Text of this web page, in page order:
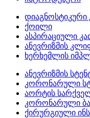
დიაგნოსტიკური
ქოილი
ასპირაციული
ანევრიზმის
ხერხემლის
ანევრიზმის
კორონარული
აორტის
კორონარული
ქირურგიული